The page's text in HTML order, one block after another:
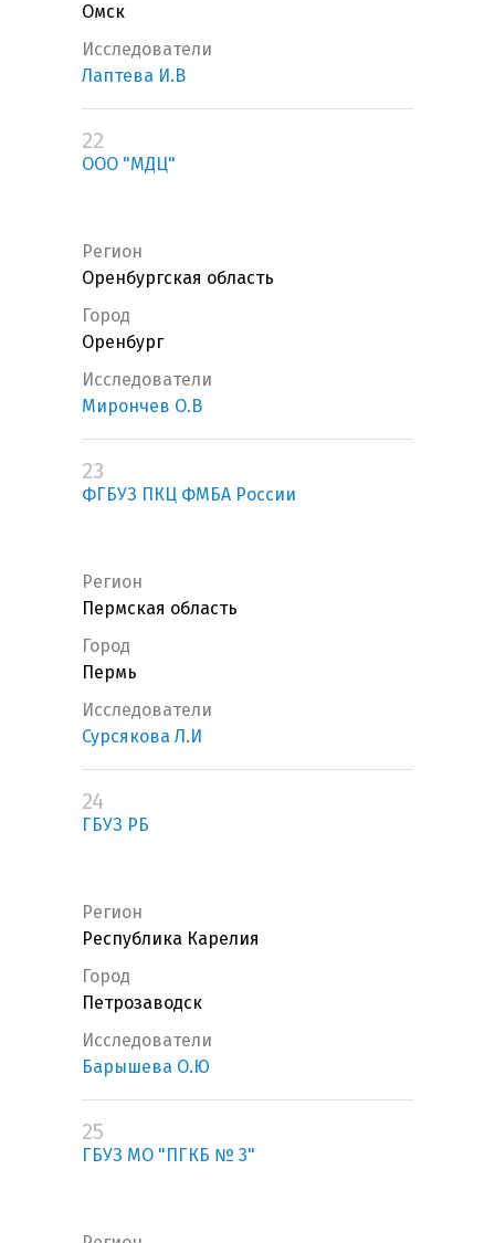
Омск
Исследователи
Лаптева И.В
22
ООО "МДЦ"
Регион
Оренбургская область
Город
Оренбург
Исследователи
Мирончев О.В
23
ФГБУЗ ПКЦ ФМБА России
Регион
Пермская область
Город
Пермь
Исследователи
Сурсякова Л.И
24
ГБУЗ РБ
Регион
Республика Карелия
Город
Петрозаводск
Исследователи
Барышева О.Ю
25
ГБУЗ МО "ПГКБ № 3"